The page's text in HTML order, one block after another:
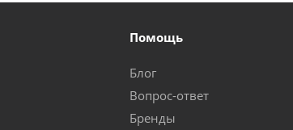
Помощь
Блог
Вопрос-ответ
Бренды